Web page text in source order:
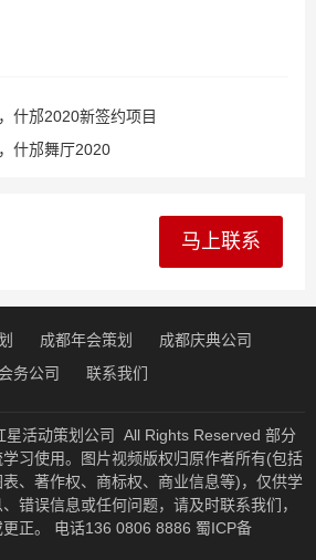
什邡2020新签约项目
什邡舞厅2020
马上联系
成都年会策划
成都庆典公司
务公司
联系我们
星活动策划公司 All Rights Reserved 部分
习使用。图片视频版权归原作者所有(包括
、著作权、商标权、商业信息等)，仅供学
错误信息或任何问题，请及时联系我们，
正。 电话136 0806 8886 蜀ICP备